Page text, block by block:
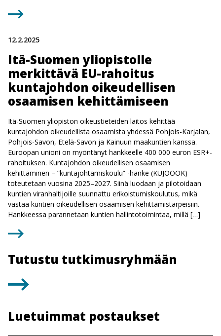
12.2.2025
Itä-Suomen yliopistolle
merkittävä EU-rahoitus
kuntajohdon oikeudellisen
osaamisen kehittämiseen
Itä-Suomen yliopiston oikeustieteiden laitos kehittää
kuntajohdon oikeudellista osaamista yhdessä Pohjois-Karjalan,
Pohjois-Savon, Etelä-Savon ja Kainuun maakuntien kanssa.
Euroopan unioni on myöntänyt hankkeelle 400 000 euron ESR+-
rahoituksen. Kuntajohdon oikeudellisen osaamisen
kehittäminen – ”kuntajohtamiskoulu” -hanke (KUJOOOK)
toteutetaan vuosina 2025–2027. Siinä luodaan ja pilotoidaan
kuntien viranhaltijoille suunnattu erikoistumiskoulutus, mikä
vastaa kuntien oikeudellisen osaamisen kehittämistarpeisiin.
Hankkeessa parannetaan kuntien hallintotoimintaa, millä […]
Tutustu tutkimusryhmään
Luetuimmat postaukset